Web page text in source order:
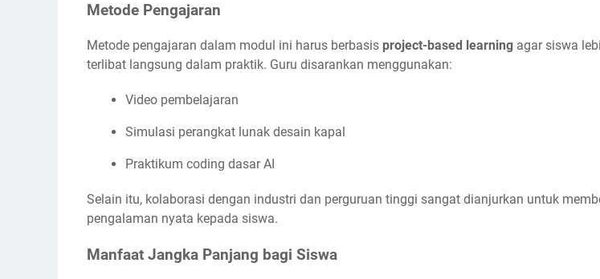
Metode Pengajaran
Metode pengajaran dalam modul ini harus berbasis project-based learning agar siswa
terlibat langsung dalam praktik. Guru disarankan menggunakan:
Video pembelajaran
Simulasi perangkat lunak desain kapal
Praktikum coding dasar AI
Selain itu, kolaborasi dengan industri dan perguruan tinggi sangat dianjurkan untuk
pengalaman nyata kepada siswa.
Manfaat Jangka Panjang bagi Siswa